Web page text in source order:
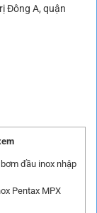
Đông A, quận
đầu inox nhập
Pentax MPX